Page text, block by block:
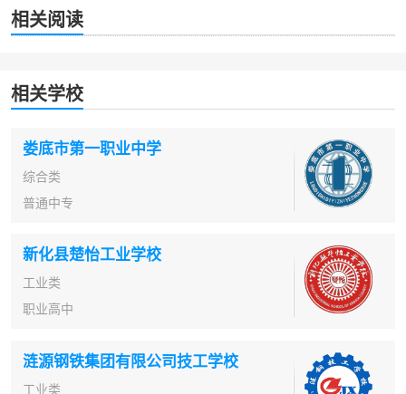
相关阅读
相关学校
娄底市第一职业中学
综合类
普通中专
新化县楚怡工业学校
工业类
职业高中
涟源钢铁集团有限公司技工学校
工业类